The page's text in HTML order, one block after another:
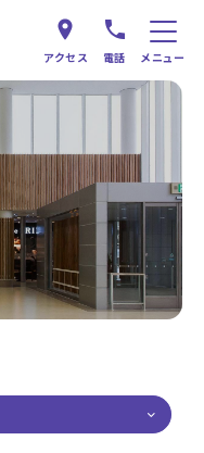
アクセス 電話 メニュー